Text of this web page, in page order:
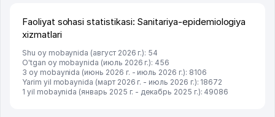
Faoliyat sohasi statistikasi: Sanitariya-epidemiologiya
xizmatlari
Shu oy mobaynida (август 2026 г.): 54
O'tgan oy mobaynida (июль 2026 г.): 456
3 oy mobaynida (июнь 2026 г. - июль 2026 г.): 8106
Yarim yil mobaynida (март 2026 г. - июль 2026 г.): 18672
1 yil mobaynida (январь 2025 г. - декабрь 2025 г.): 49086